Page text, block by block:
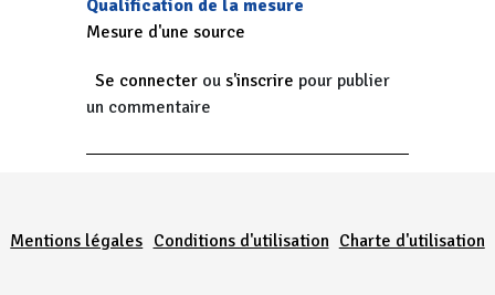
Qualification de la mesure
Mesure d'une source
Se connecter ou s'inscrire pour publier
un commentaire
Mentions légales Conditions d'utilisation Charte d'utilisation